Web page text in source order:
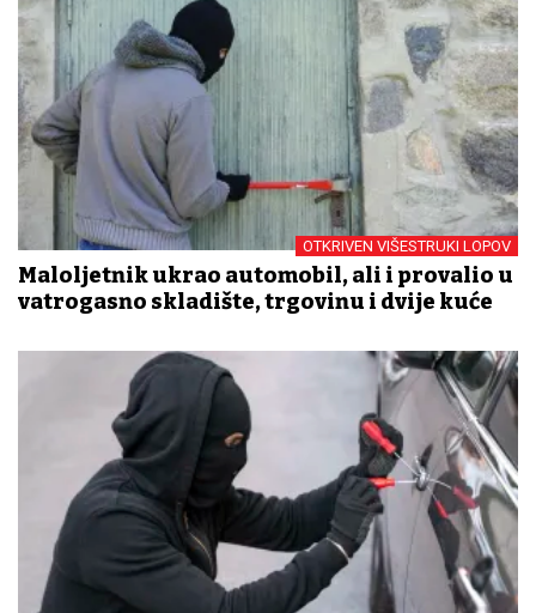
OTKRIVEN VIŠESTRUKI LOPOV
Maloljetnik ukrao automobil, ali i provalio u
vatrogasno skladište, trgovinu i dvije kuće